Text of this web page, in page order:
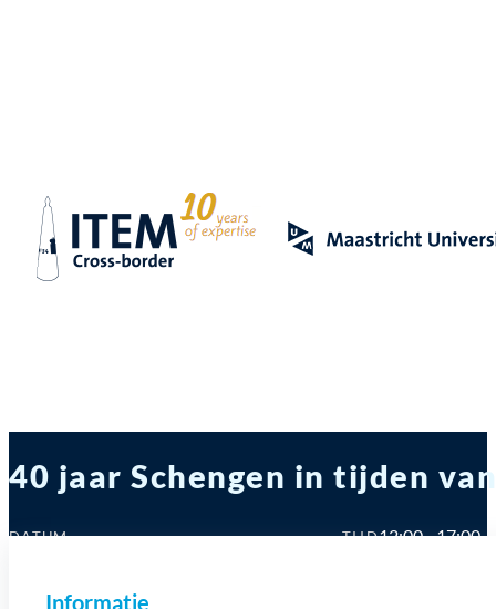
40 jaar Schengen in tijden
DATUM TIJD12:00 - 17:00
Informatie